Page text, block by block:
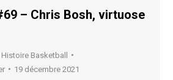
– Chris Bosh, virtuose
Histoire Basketball
19 décembre 2021